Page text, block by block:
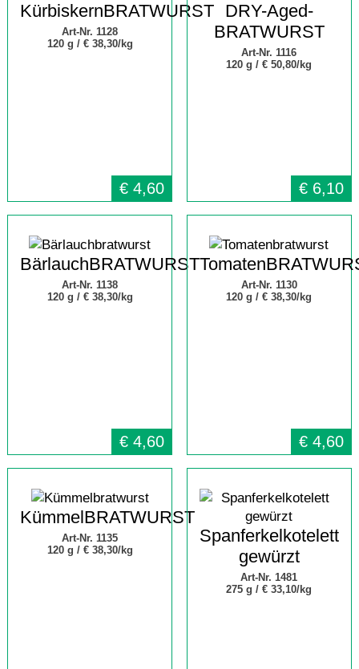
KürbiskernBRATWURST
Art-Nr. 1128
120 g / € 38,30/kg
€ 4,60
DRY-Aged-
BRATWURST
Art-Nr. 1116
120 g /€ 50,80/kg
€ 6,10
BärlauchBRATWURST
Art-Nr. 1138
120 g / € 38,30/kg
€ 4,60
Art-Nr. 1130
120 g /€ 38,30/kg
€ 4,60
KümmelBRATWURST
Art-Nr. 1135
120 g / € 38,30/kg
Spanferkelkotelett
gewürzt
Art-Nr. 1481
275 g /€ 33,10/kg